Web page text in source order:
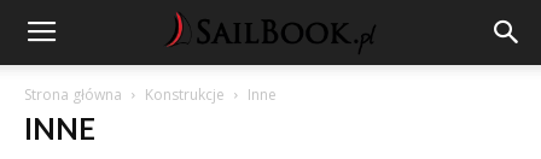
Strona główna Konstrukcje Inne
INNE